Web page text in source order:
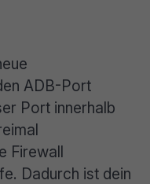
ADB-Port
Port innerhalb
Firewall
Dadurch ist dein